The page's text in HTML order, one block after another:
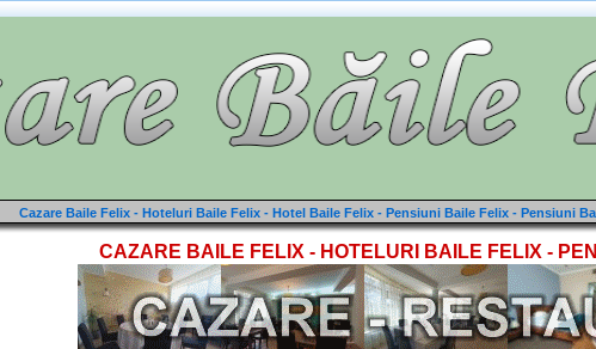
Cazare Baile Felix - Hoteluri Baile Felix - Hotel Baile Felix - Pensiuni Baile Felix - Pensiuni
CAZARE BAILE FELIX - HOTELURI BAILE FELIX -